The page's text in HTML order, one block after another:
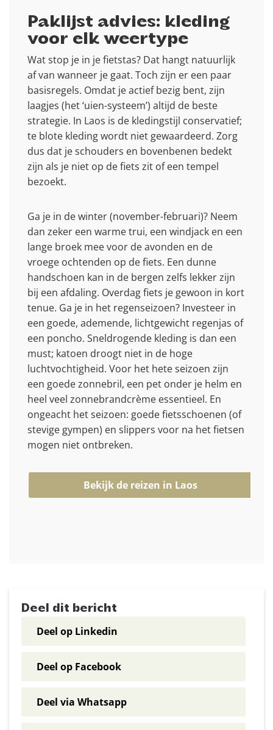
Paklijst advies: kleding
voor elk weertype
Wat stop je in je fietstas? Dat hangt natuurlijk
af van wanneer je gaat. Toch zijn er een paar
basisregels. Omdat je actief bezig bent, zijn
laagjes (het ‘uien-systeem’) altijd de beste
strategie. In Laos is de kledingstijl conservatief;
te blote kleding wordt niet gewaardeerd. Zorg
dus dat je schouders en bovenbenen bedekt
zijn als je niet op de fiets zit of een tempel
bezoekt.
Ga je in de winter (november-februari)? Neem
dan zeker een warme trui, een windjack en een
lange broek mee voor de avonden en de
vroege ochtenden op de fiets. Een dunne
handschoen kan in de bergen zelfs lekker zijn
bij een afdaling. Overdag fiets je gewoon in kort
tenue. Ga je in het regenseizoen? Investeer in
een goede, ademende, lichtgewicht regenjas of
een poncho. Sneldrogende kleding is dan een
must; katoen droogt niet in de hoge
luchtvochtigheid. Voor het hete seizoen zijn
een goede zonnebril, een pet onder je helm en
heel veel zonnebrandcrème essentieel. En
ongeacht het seizoen: goede fietsschoenen (of
stevige gympen) en slippers voor na het fietsen
mogen niet ontbreken.
Bekijk de reizen in Laos
Deel dit bericht
Deel op Linkedin
Deel op Facebook
Deel via Whatsapp